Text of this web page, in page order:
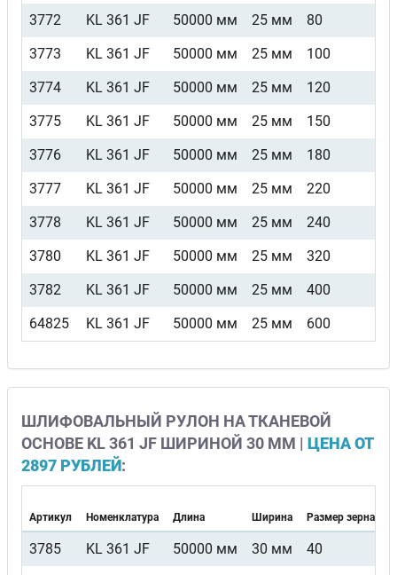
3772
KL 361 JF 50000 мм 25 мм
80
3773
KL 361 JF 50000 мм 25 мм
100
3774
KL 361 JF 50000 мм 25 мм
120
3775
KL 361 JF 50000 мм 25 мм
150
3776
KL 361 JF 50000 мм 25 мм
180
3777
KL 361 JF 50000 мм 25 мм
220
3778
KL 361 JF 50000 мм 25 мм
240
3780
KL 361 JF 50000 мм 25 мм
320
3782
KL 361 JF 50000 мм 25 мм
400
64825
KL 361 JF 50000 мм 25 мм 600
ШЛИФОВАЛЬНЫЙ РУЛОН НА ТКАНЕВОЙ
ОСНОВЕ KL 361 JF ШИРИНОЙ 30 ММ | ЦЕНА ОТ
2897 РУБЛЕЙ:
Артикул Номенклатура Длина Ширина Размер зерна
3785 KL 361 JF 50000 мм 30 мм
40